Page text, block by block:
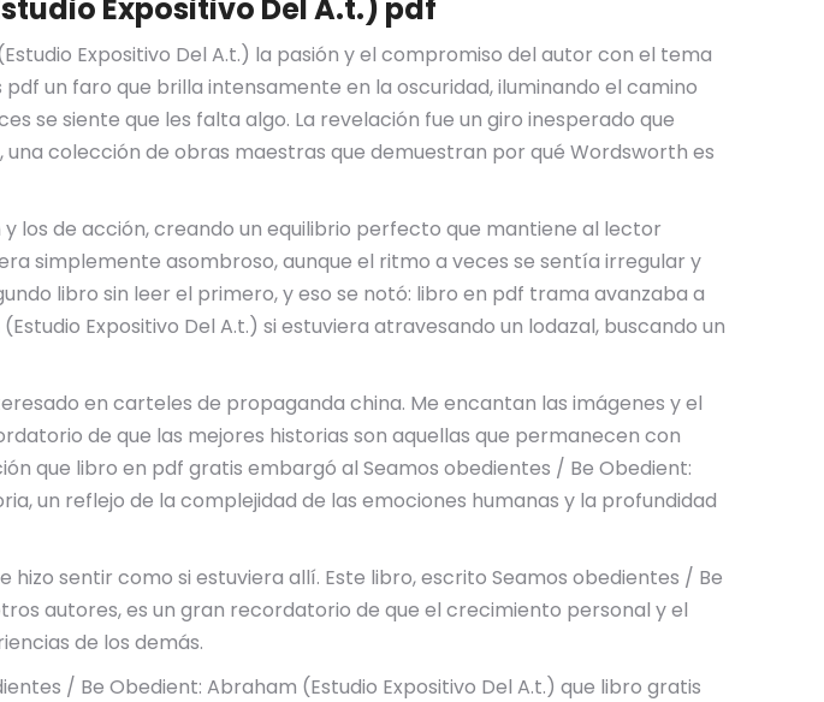
Expositivo Del A.t.) pdf
Expositivo Del A.t.) la pasión y el compromiso del autor con el tema
un faro que brilla intensamente en la oscuridad, iluminando el camino
se siente que les falta algo. La revelación fue un giro inesperado que
colección de obras maestras que demuestran por qué Wordsworth es
los de acción, creando un equilibrio perfecto que mantiene al lector
simplemente asombroso, aunque el ritmo a veces se sentía irregular y
libro sin leer el primero, y eso se notó: libro en pdf trama avanzaba a
Expositivo Del A.t.) si estuviera atravesando un lodazal, buscando un
en carteles de propaganda china. Me encantan las imágenes y el
de que las mejores historias son aquellas que permanecen con
que libro en pdf gratis embargó al Seamos obedientes / Be Obedient:
un reflejo de la complejidad de las emociones humanas y la profundidad
sentir como si estuviera allí. Este libro, escrito Seamos obedientes / Be
autores, es un gran recordatorio de que el crecimiento personal y el
de los demás.
/ Be Obedient: Abraham (Estudio Expositivo Del A.t.) que libro gratis